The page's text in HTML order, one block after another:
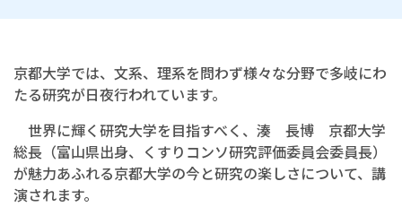
京都大学では、文系、理系を問わず様々な分野で多岐にわ
たる研究が日夜行われています。
世界に輝く研究大学を目指すべく、湊 長博 京都大学
総長（富山県出身、くすりコンソ研究評価委員会委員長）
が魅力あふれる京都大学の今と研究の楽しさについて、講
演されます。